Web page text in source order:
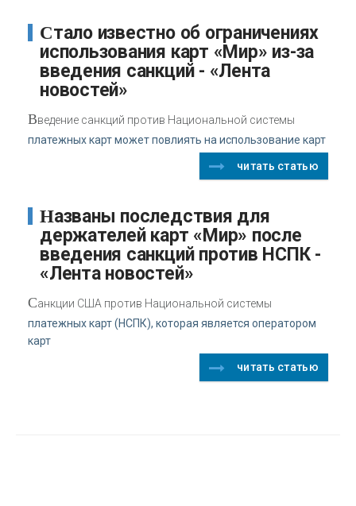
Стало известно об ограничениях
использования карт «Мир» из-за
введения санкций - «Лента
новостей»
Введение санкций против Национальной системы
платежных карт может повлиять на использование карт
читать статью
Названы последствия для
держателей карт «Мир» после
введения санкций против НСПК -
«Лента новостей»
Санкции США против Национальной системы
платежных карт (НСПК), которая является оператором
карт
читать статью